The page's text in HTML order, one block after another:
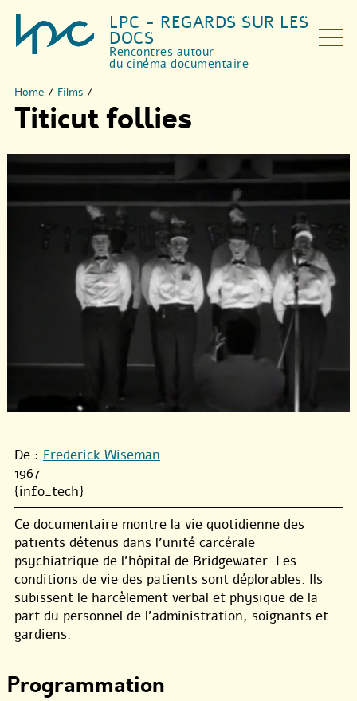
LPC - REGARDS SUR LES
DOCS
Rencontres autour
du cinéma documentaire
Home / Films /
Titicut follies
De : Frederick Wiseman
1967
{info_tech}
Ce documentaire montre la vie quotidienne des
patients détenus dans l’unité carcérale
psychiatrique de l’hôpital de Bridgewater. Les
conditions de vie des patients sont déplorables. Ils
subissent le harcèlement verbal et physique de la
part du personnel de l’administration, soignants et
gardiens.
Programmation